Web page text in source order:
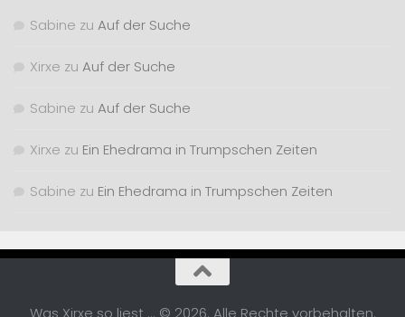
Sabine zu Auf der Suche
Xirxe zu Auf der Suche
Sabine zu Auf der Suche
Xirxe zu Ein Ehedrama in Trumpschen Zeiten
Sabine zu Ein Ehedrama in Trumpschen Zeiten
Was Xirxe so liest ... © 2026. Alle Rechte vorbehalten.